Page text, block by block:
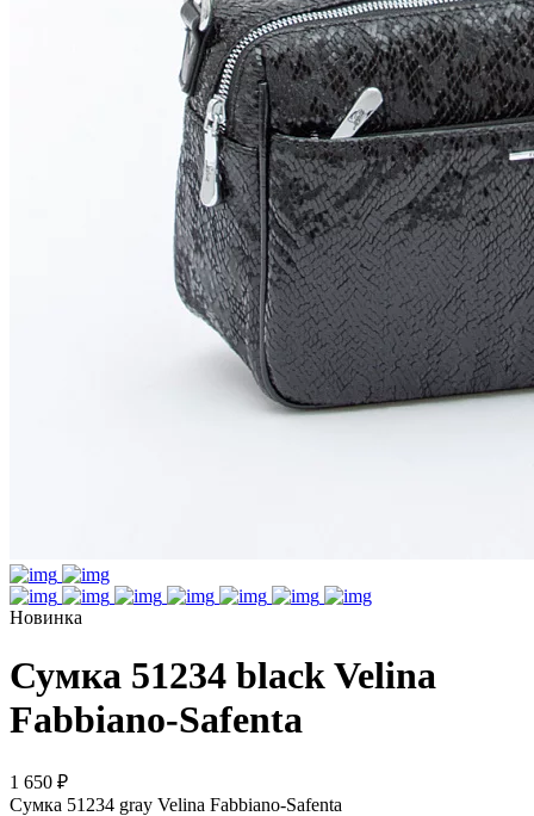
Новинка
Сумка 51234 black Velina
Fabbiano-Safenta
1 650 ₽
Сумка 51234 gray Velina Fabbiano-Safenta